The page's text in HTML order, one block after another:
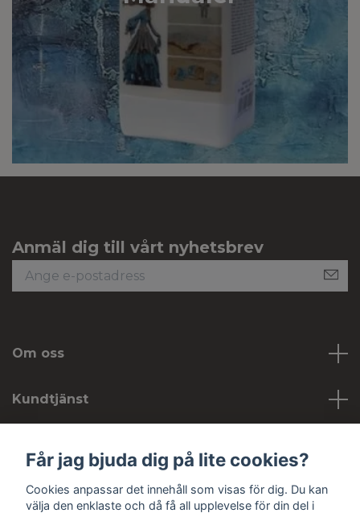
Anmäl dig till vårt nyhetsbrev
Om oss
Kundtjänst
Sociala medier
Får jag bjuda dig på lite cookies?
Cookies anpassar det innehåll som visas för dig. Du kan
välja den enklaste och då få all upplevelse för din del i